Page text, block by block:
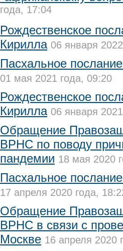
года, 17:04
Рождественское
Кирилла 06 января
Пасхальное
01 мая 2021 года, 09:20
Рождественское
Кирилла 06 января
Обращение
ВРНС по поводу
пандемии 18 мая 2020
Пасхальное
17 апреля 2020 года,
Обращение
ВРНС в связи с
Москве 16 апреля 2020